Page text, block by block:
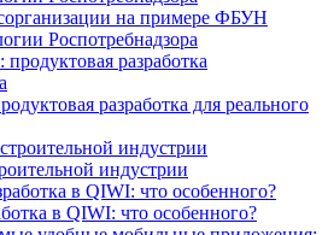
на примере ФБУН
Роспотребнадзора
разработка для реального
индустрии
в QIWI: что особенного?